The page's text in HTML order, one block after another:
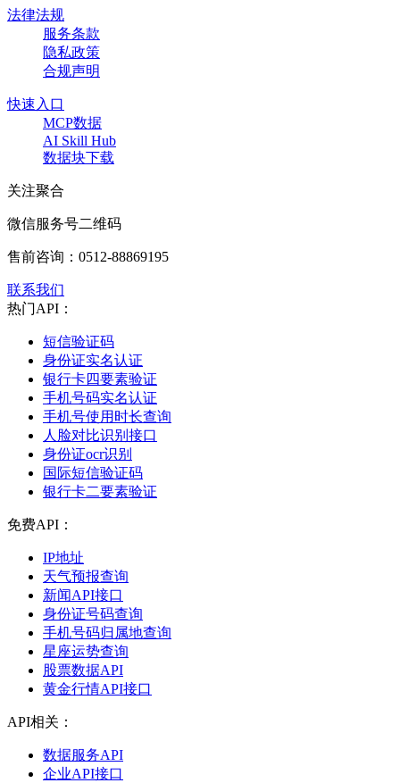
法律法规
服务条款
隐私政策
合规声明
快速入口
MCP数据
AI Skill Hub
数据块下载
关注聚合
微信服务号二维码
售前咨询： 0512-88869195
联系我们
热门API：
短信验证码
身份证实名认证
银行卡四要素验证
手机号码实名认证
手机号使用时长查询
人脸对比识别接口
身份证ocr识别
国际短信验证码
银行卡二要素验证
免费API：
IP地址
天气预报查询
新闻API接口
身份证号码查询
手机号码归属地查询
星座运势查询
股票数据API
黄金行情API接口
API相关：
数据服务API
企业API接口